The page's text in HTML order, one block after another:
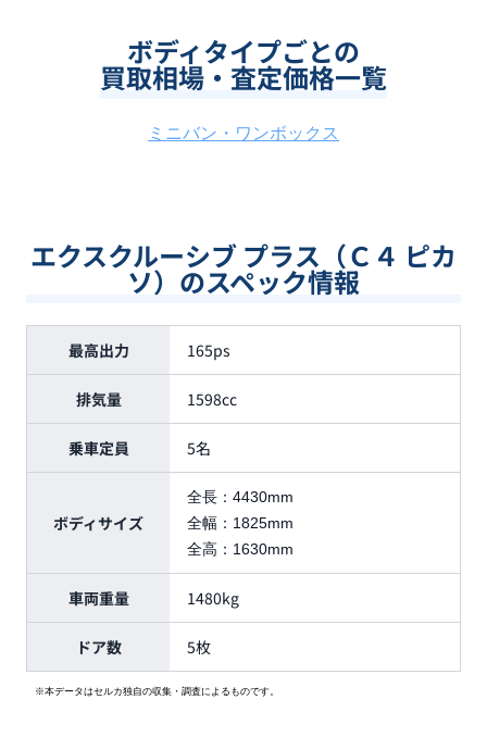
ボディタイプごとの
買取相場・査定価格一覧
ミニバン・ワンボックス
エクスクルーシブ プラス（Ｃ４ ピカ
ソ）のスペック情報
最高出力 165ps
排気量 1598cc
乗車定員 5名
ボディサイズ
全長： 4430mm
全幅： 1825mm
全高： 1630mm
車両重量 1480kg
ドア数 5枚
※本データはセルカ独自の収集・調査によるものです。